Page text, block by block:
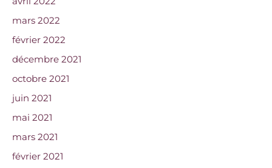
mars 2022
février 2022
décembre 2021
octobre 2021
juin 2021
mai 2021
mars 2021
février 2021